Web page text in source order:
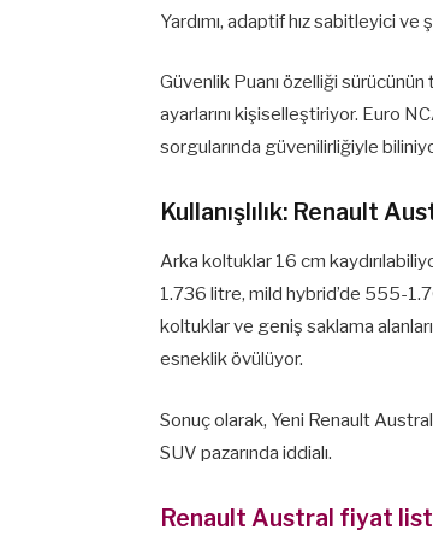
Yardımı, adaptif hız sabitleyici
Güvenlik Puanı özelliği
ayarlarını kişiselleştiriyor. Euro
sorgularında güvenilirliğiyle
Kullanışlılık: Renault
Arka koltuklar 16 cm
1.736 litre, mild hybrid’de 555-
koltuklar ve geniş saklama
esneklik övülüyor.
Sonuç olarak, Yeni Renault
SUV pazarında iddialı.
Renault Austral fiyat